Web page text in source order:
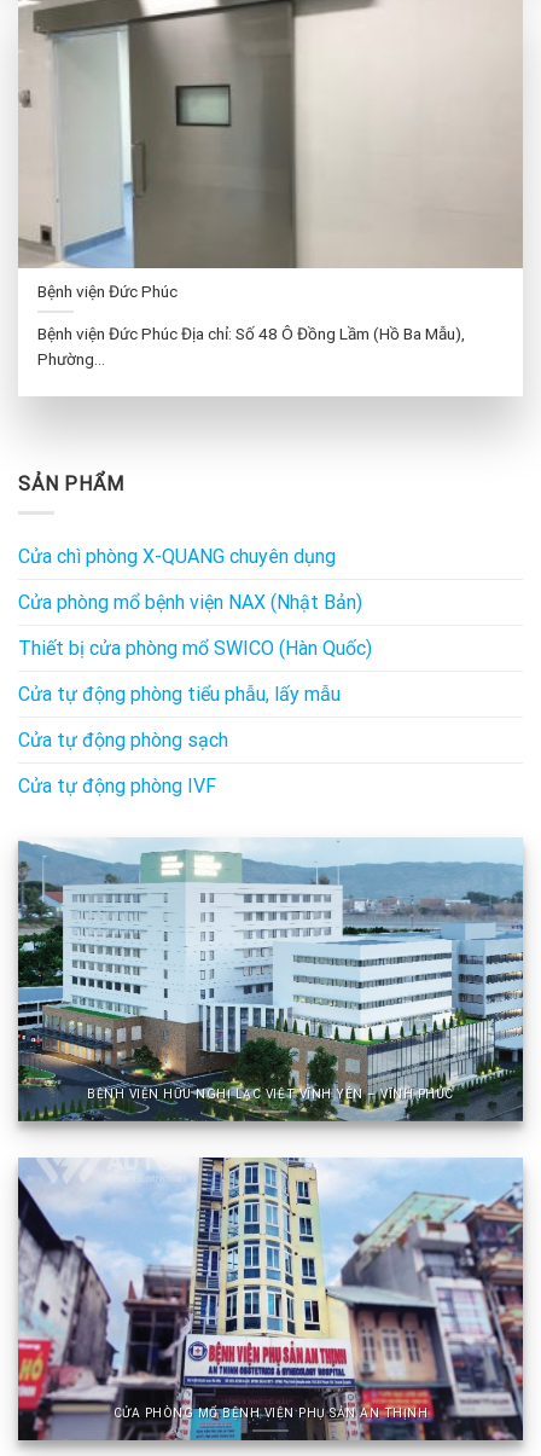
SẢN PHẨM
Cửa chì phòng X-QUANG chuyên dụng
Cửa phòng mổ bệnh viện NAX (Nhật Bản)
Thiết bị cửa phòng mổ SWICO (Hàn Quốc)
Cửa tự động phòng tiểu phẫu, lấy mẫu
Cửa tự động phòng sạch
Cửa tự động phòng IVF
BỆNH VIỆN HỮU NGHỊ LẠC VIỆT VĨNH YÊN – VĨNH PHÚC
CỬA PHÒNG MỔ BỆNH VIỆN PHỤ SẢN AN THỊNH
Bệnh viện Đức Phúc
Bệnh viện Đức Phúc Địa chỉ: Số 48 Ô Đồng Lầm (Hồ Ba Mẫu),
Phường...